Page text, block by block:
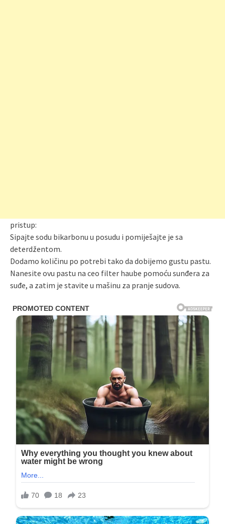
pristup:
Sipajte sodu bikarbonu u posudu i pomiješajte je sa
deterdžentom.
Dodamo količinu po potrebi tako da dobijemo gustu pastu.
Nanesite ovu pastu na ceo filter haube pomoću sunđera za
suđe, a zatim je stavite u mašinu za pranje sudova.